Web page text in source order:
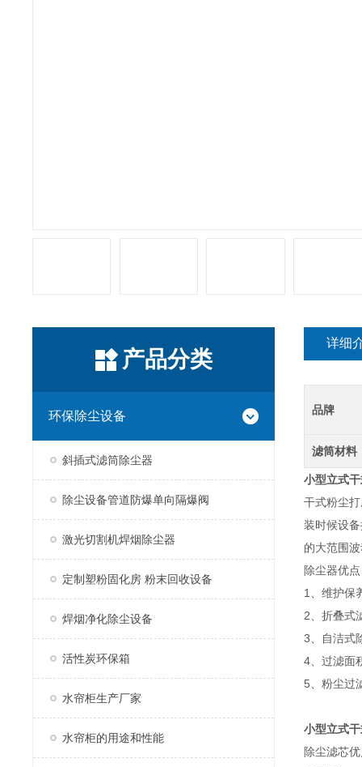
产品分类
环保除尘设备
斜插式滤筒除尘器
除尘设备管道防爆单向隔爆阀
激光切割机焊烟除尘器
定制塑粉固化房 粉末回收设备
焊烟净化除尘设备
活性炭环保箱
水帘柜生产厂家
水帘柜的用途和性能
详细
品牌
滤筒材料
小型立式
干式粉尘
装时候设
的大范围
除尘器优
1、维护保
2、折叠式
3、自洁式
4、过滤面
5、粉尘过
小型立式
除尘滤芯